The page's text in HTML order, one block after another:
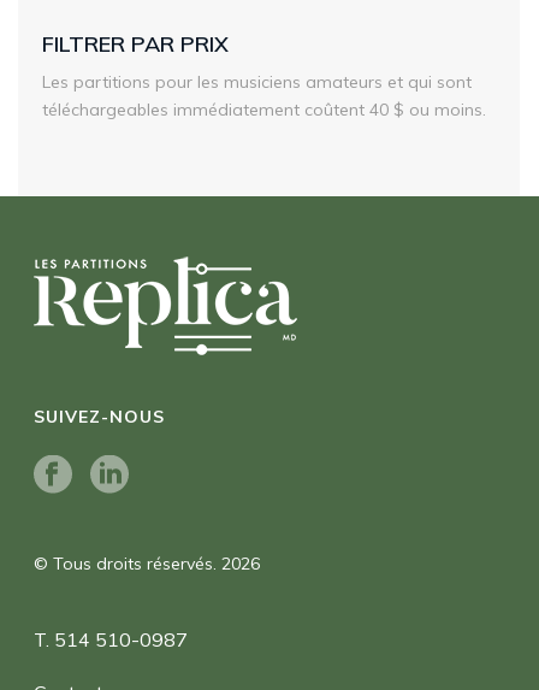
FILTRER PAR PRIX
Les partitions pour les musiciens amateurs et qui sont
téléchargeables immédiatement coûtent 40 $ ou moins.
SUIVEZ-NOUS
© Tous droits réservés. 2026
T. 514 510-0987